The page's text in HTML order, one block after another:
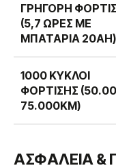
ΓΡΉΓΟΡΗ
(5,7 ΏΡΕΣ ΜΕ
ΜΠΑΤΑΡΊΑ 20AH)
1000 ΚΎΚΛΟΙ
ΦΌΡΤΙΣΗΣ
75.000KM)
ΑΣΦΑΛΕΙΑ &